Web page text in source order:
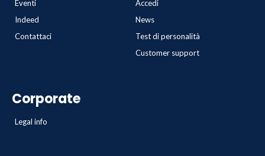
Eventi
Indeed
Contattaci
Accedi
News
Test di personalità
Customer support
Corporate
Legal info